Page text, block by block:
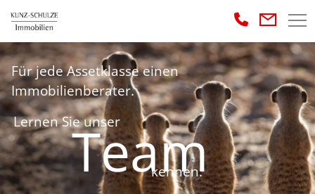
Für jede Assetklasse einen
Immobilienberater.
Team
kennen.
Lernen Sie unser